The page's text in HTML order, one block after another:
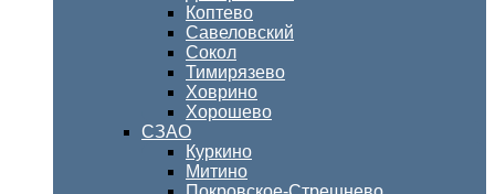
Коптево
Савеловский
Сокол
Тимирязево
Ховрино
Хорошево
СЗАО
Куркино
Митино